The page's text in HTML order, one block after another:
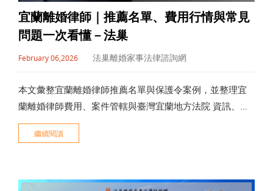
宜蘭離婚律師｜推薦名單、費用行情與常見
問題一次看懂－法巢
February 06,2026 法巢離婚家事法律諮詢網
本文彙整宜蘭離婚律師推薦名單與保護令案例，並整理宜
蘭離婚律師費用、案件管轄與臺灣宜蘭地方法院 資訊、交
通方式，最後用常見問答一次解答：離婚訴訟多久、協議
書能否自寫、能否一人辦理、精神疾病是否影響離婚與如
繼續閱讀